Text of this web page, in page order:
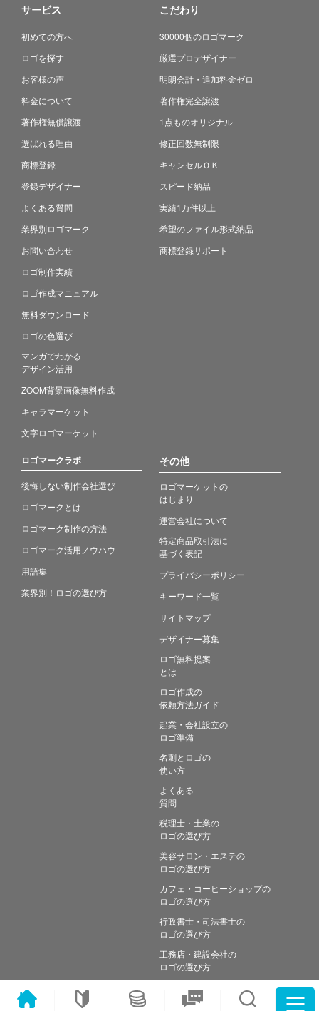
サービス
初めての方へ
ロゴを探す
お客様の声
料金について
著作権無償譲渡
選ばれる理由
商標登録
登録デザイナー
よくある質問
業界別ロゴマーク
お問い合わせ
ロゴ制作実績
ロゴ作成マニュアル
無料ダウンロード
ロゴの色選び
マンガでわかる
デザイン活用
ZOOM背景画像無料作成
キャラマーケット
文字ロゴマーケット
こだわり
30000個のロゴマーク
厳選プロデザイナー
明朗会計・追加料金ゼロ
著作権完全譲渡
1点ものオリジナル
修正回数無制限
キャンセルＯＫ
スピード納品
実績1万件以上
希望のファイル形式納品
商標登録サポート
ロゴマークラボ
後悔しない制作会社選び
ロゴマークとは
ロゴマーク制作の方法
ロゴマーク活用ノウハウ
用語集
業界別！ロゴの選び方
その他
ロゴマーケットの
はじまり
運営会社について
特定商品取引法に
基づく表記
プライバシーポリシー
キーワード一覧
サイトマップ
デザイナー募集
ロゴ無料提案
とは
ロゴ作成の
依頼方法ガイド
起業・会社設立の
ロゴ準備
名刺とロゴの
使い方
よくある
質問
税理士・士業の
ロゴの選び方
美容サロン・エステの
ロゴの選び方
カフェ・コーヒーショップの
ロゴの選び方
行政書士・司法書士の
ロゴの選び方
工務店・建設会社の
ロゴの選び方